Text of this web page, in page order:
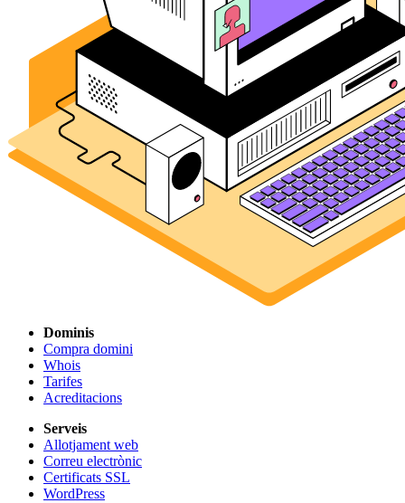
Dominis
Compra domini
Whois
Tarifes
Acreditacions
Serveis
Allotjament web
Correu electrònic
Certificats SSL
WordPress